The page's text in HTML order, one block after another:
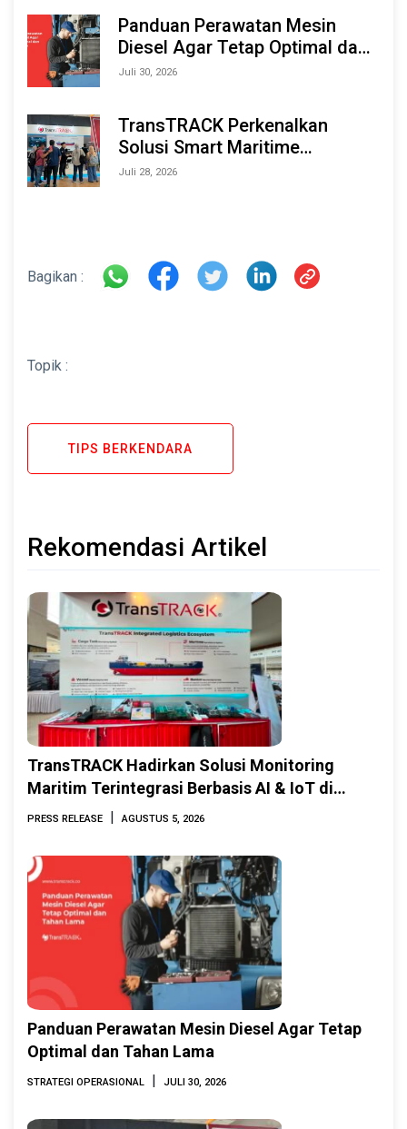
Panduan Perawatan Mesin
Diesel Agar Tetap Optimal dan
Tahan Lama
Juli 30, 2026
TransTRACK Perkenalkan
Solusi Smart Maritime
Monitoring Berbasis AI dan IoT
Juli 28, 2026
Bagikan :
Topik :
TIPS BERKENDARA
Rekomendasi Artikel
TransTRACK Hadirkan Solusi Monitoring
Maritim Terintegrasi Berbasis AI & IoT di
Indonesia Marine & Offshore Expo (IMOX)
PRESS RELEASE | AGUSTUS 5, 2026
Panduan Perawatan Mesin Diesel Agar Tetap
Optimal dan Tahan Lama
STRATEGI OPERASIONAL | JULI 30, 2026